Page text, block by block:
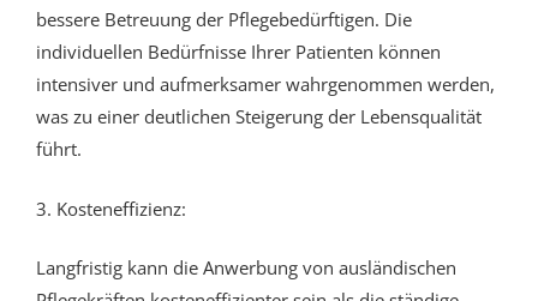
bessere Betreuung der Pflegebedürftigen. Die
individuellen Bedürfnisse Ihrer Patienten können
intensiver und aufmerksamer wahrgenommen werden,
was zu einer deutlichen Steigerung der Lebensqualität
führt.
3. Kosteneffizienz:
Langfristig kann die Anwerbung von ausländischen